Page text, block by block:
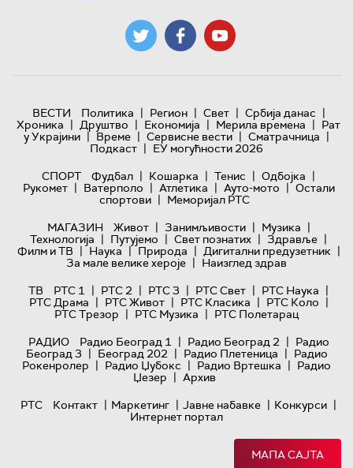
ВЕСТИ Политика | Регион | Свет | Србија данас |
Хроника | Друштво | Економија | Мерила времена | Рат
у Украјини | Време | Сервисне вести | Сматрачница |
Подкаст | ЕУ могућности 2026
СПОРТ
Фудбал | Кошарка | Тенис | Одбојка |
Рукомет | Ватерполо | Атлетика | Ауто-мото | Остали
спортови | Меморијал РТС
МАГАЗИН
Живот | Занимљивости | Музика |
Технологијa | Путујемо | Свет познатих | Здравље |
Филм и ТВ | Наука | Природа | Дигитални предузетник |
За мале велике хероје | Наизглед здрав
ТВ
РТС 1 | РТС 2 | РТС 3 | РТС Свет | РТС Наука |
РТС Драма | РТС Живот | РТС Класика | РТС Коло |
РТС Трезор | РТС Музика | РТС Полетарац
РАДИО
Радио Београд 1 | Радио Београд 2 | Радио
Београд 3 | Београд 202 | Радио Плетеница | Радио
Рокенролер | Радио Џубокс | Радио Вртешка | Радио
Џезер | Архив
РТС
Контакт | Маркетинг | Јавне набавке | Конкурси |
Интернет портал
МАПА САЈТА